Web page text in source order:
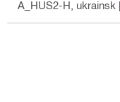
A_HUS2-H , ukrainsk